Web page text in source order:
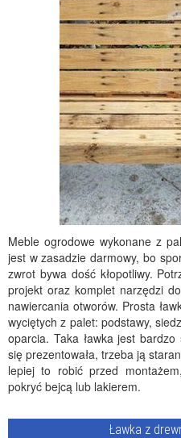
Meble ogrodowe wykonane z
jest w zasadzie darmowy, bo
zwrot bywa dość kłopotliwy.
projekt oraz komplet narzędzi
nawiercania otworów. Prosta
wyciętych z palet: podstawy,
oparcia. Taka ławka jest bardzo
się prezentowała, trzeba ją
lepiej to robić przed
pokryć bejcą lub lakierem.
Ławka z